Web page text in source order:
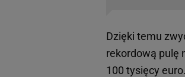
Dzięki temu
rekordową pulę
100 tysięcy